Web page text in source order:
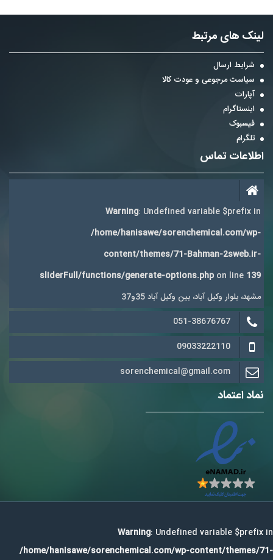
لینک های مرتبط
شرایط ارسال
سیاست مرجوعی و عودت کالا
آپارات
اینستاگرام
فیسبوک
تلگرام
اطلاعات تماس
Warning: Undefined variable $prefix in
/home/hanisawe/sorenchemical.com/wp-
content/themes/71-Bahman-2sweb.ir-
sliderFull/functions/generate-options.php on line 139
مشهد، بلوار وکیل آباد، بین وکیل آباد 35و37
051-38676767
09033222110
sorenchemical@gmail.com
نماد اعتماد
Warning: Undefined variable $prefix in
/home/hanisawe/sorenchemical.com/wp-content/themes/71-